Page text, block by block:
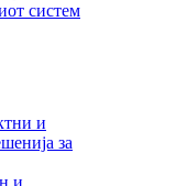
систем